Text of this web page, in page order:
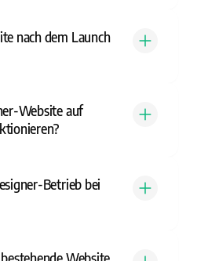
nach dem Launch
Website auf
Betrieb bei